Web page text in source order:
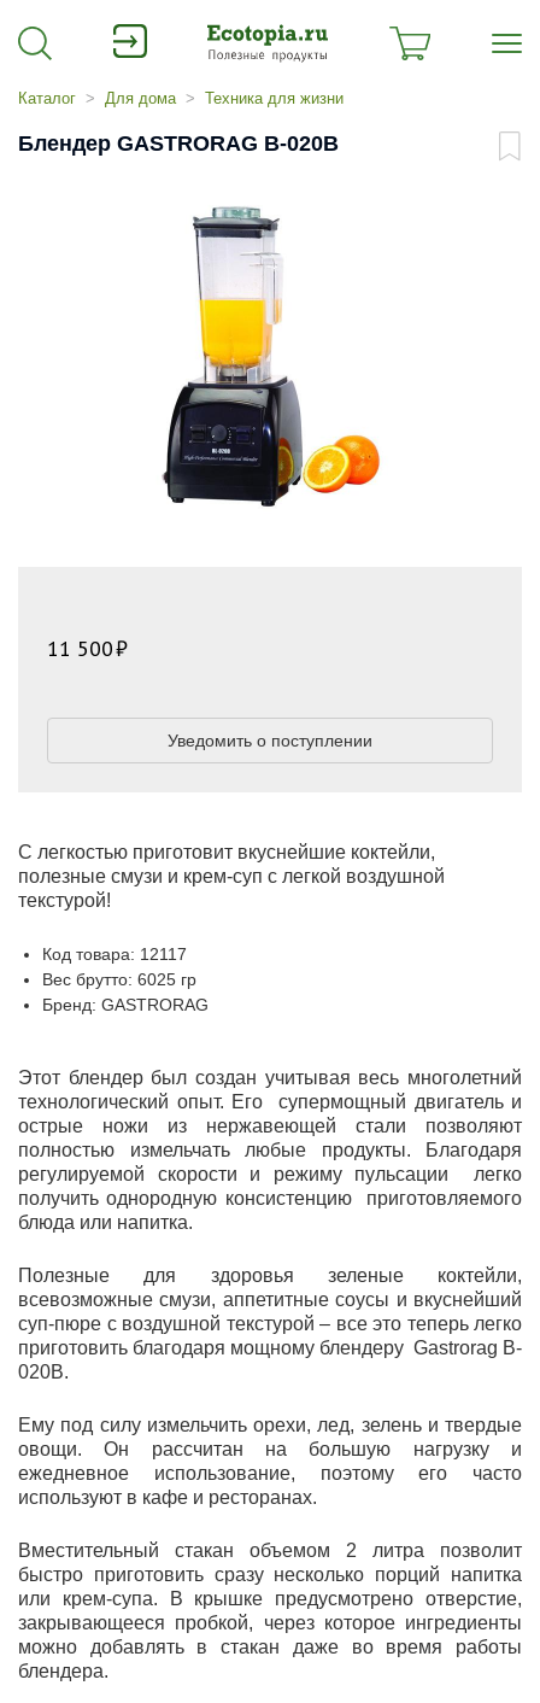
Каталог Для дома Техника для жизни
Блендер GASTRORAG B-020B
С легкостью приготовит вкуснейшие коктейли,
полезные смузи и крем-суп с легкой воздушной
текстурой!
Код товара: 12117
Вес брутто: 6025 гр
Бренд: GASTRORAG
11 500
Уведомить о поступлении
Этот блендер был создан учитывая весь многолетний
технологический опыт. Его супермощный двигатель и
острые ножи из нержавеющей стали позволяют
полностью измельчать любые продукты. Благодаря
регулируемой скорости и режиму пульсации легко
получить однородную консистенцию приготовляемого
блюда или напитка.
Полезные для здоровья зеленые коктейли,
всевозможные смузи, аппетитные соусы и вкуснейший
суп-пюре с воздушной текстурой – все это теперь легко
приготовить благодаря мощному блендеру Gastrorag B-
020В.
Ему под силу измельчить орехи, лед, зелень и твердые
овощи. Он рассчитан на большую нагрузку и
ежедневное использование, поэтому его часто
используют в кафе и ресторанах.
Вместительный стакан объемом 2 литра позволит
быстро приготовить сразу несколько порций напитка
или крем-супа. В крышке предусмотрено отверстие,
закрывающееся пробкой, через которое ингредиенты
можно добавлять в стакан даже во время работы
блендера.